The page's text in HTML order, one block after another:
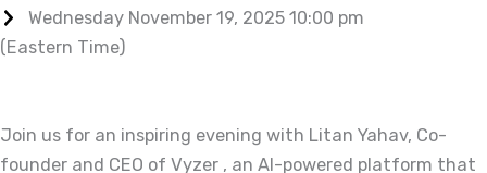
Wednesday November 19, 2025 10:00 pm
(Eastern Time)
Join us for an inspiring evening with Litan Yahav, Co-
founder and CEO of Vyzer , an AI-powered platform that